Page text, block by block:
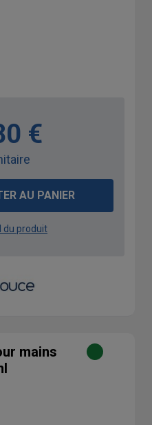
€
AU PANIER
du produit
mains